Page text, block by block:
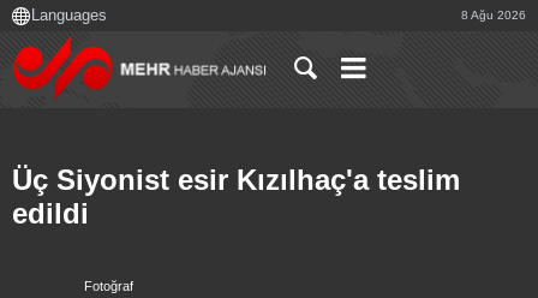
8 Ağu 2026
Fotoğraf
Üç Siyonist esir Kızılhaç'a teslim
edildi